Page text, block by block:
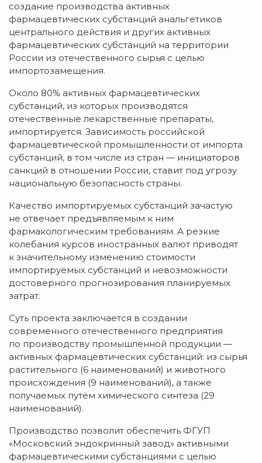
создание производства активных
фармацевтических субстанций анальгетиков
центрального действия и других активных
фармацевтических субстанций на территории
России из отечественного сырья с целью
импортозамещения.
Около 80% активных фармацевтических
субстанций, из которых производятся
отечественные лекарственные препараты,
импортируется. Зависимость российской
фармацевтической промышленности от импорта
субстанций, в том числе из стран — инициаторов
санкций в отношении России, ставит под угрозу
национальную безопасность страны.
Качество импортируемых субстанций зачастую
не отвечает предъявляемым к ним
фармакологическим требованиям. А резкие
колебания курсов иностранных валют приводят
к значительному изменению стоимости
импортируемых субстанций и невозможности
достоверного прогнозирования планируемых
затрат.
Суть проекта заключается в создании
современного отечественного предприятия
по производству промышленной продукции —
активных фармацевтических субстанций: из сырья
растительного (6 наименований) и животного
происхождения (9 наименований), а также
получаемых путём химического синтеза (29
наименований).
Производство позволит обеспечить ФГУП
«Московский эндокринный завод» активными
фармацевтическими субстанциями с целью